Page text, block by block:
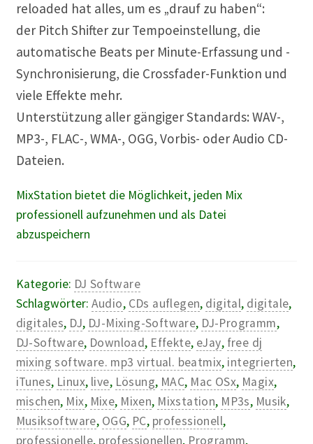
reloaded hat alles, um es „drauf zu haben“:
der Pitch Shifter zur Tempoeinstellung, die
automatische Beats per Minute-Erfassung und -
Synchronisierung, die Crossfader-Funktion und
viele Effekte mehr.
Unterstützung aller gängiger Standards: WAV-,
MP3-, FLAC-, WMA-, OGG, Vorbis- oder Audio CD-
Dateien.
MixStation bietet die Möglichkeit, jeden Mix
professionell aufzunehmen und als Datei
abzuspeichern
Kategorie: DJ Software
Schlagwörter: Audio, CDs auflegen, digital, digitale,
digitales, DJ, DJ-Mixing-Software, DJ-Programm,
DJ-Software, Download, Effekte, eJay, free dj
mixing software. mp3 virtual. beatmix, integrierten,
iTunes, Linux, live, Lösung, MAC, Mac OSx, Magix,
mischen, Mix, Mixe, Mixen, Mixstation, MP3s, Musik,
Musiksoftware, OGG, PC, professionell,
professionelle, professionellen, Programm,